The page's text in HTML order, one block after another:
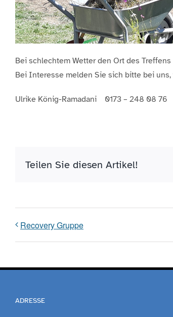
Bei schlechtem Wetter den Ort des
Bei Interesse melden Sie sich bitte bei
Ulrike König-Ramadani 0173 – 248 08 76
Teilen Sie diesen Artikel!
Recovery Gruppe
ADRESSE